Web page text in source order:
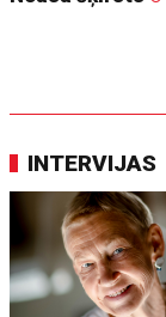
INTERVIJAS